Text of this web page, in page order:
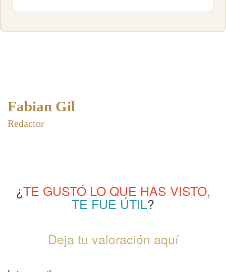
Fabian Gil
Redactor
¿TE GUSTÓ LO QUE HAS VISTO,
TE FUE ÚTIL?
Deja tu valoración aquí